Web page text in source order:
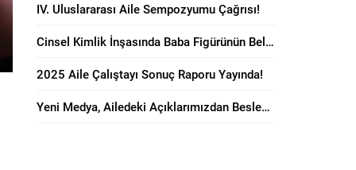
IV. Uluslararası Aile Sempozyumu Çağrısı!
Cinsel Kimlik İnşasında Baba Figürünün Belirleyici Rolü
2025 Aile Çalıştayı Sonuç Raporu Yayında!
Yeni Medya, Ailedeki Açıklarımızdan Besleniyor!